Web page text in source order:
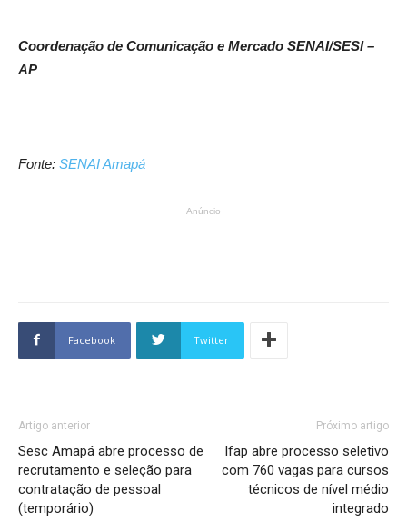
Coordenação de Comunicação e Mercado SENAI/SESI –
AP
Fonte: SENAI Amapá
Anúncio
Facebook Twitter
Artigo anterior
Sesc Amapá abre processo de
recrutamento e seleção para
contratação de pessoal
(temporário)
Próximo artigo
Ifap abre processo seletivo
com 760 vagas para cursos
técnicos de nível médio
integrado